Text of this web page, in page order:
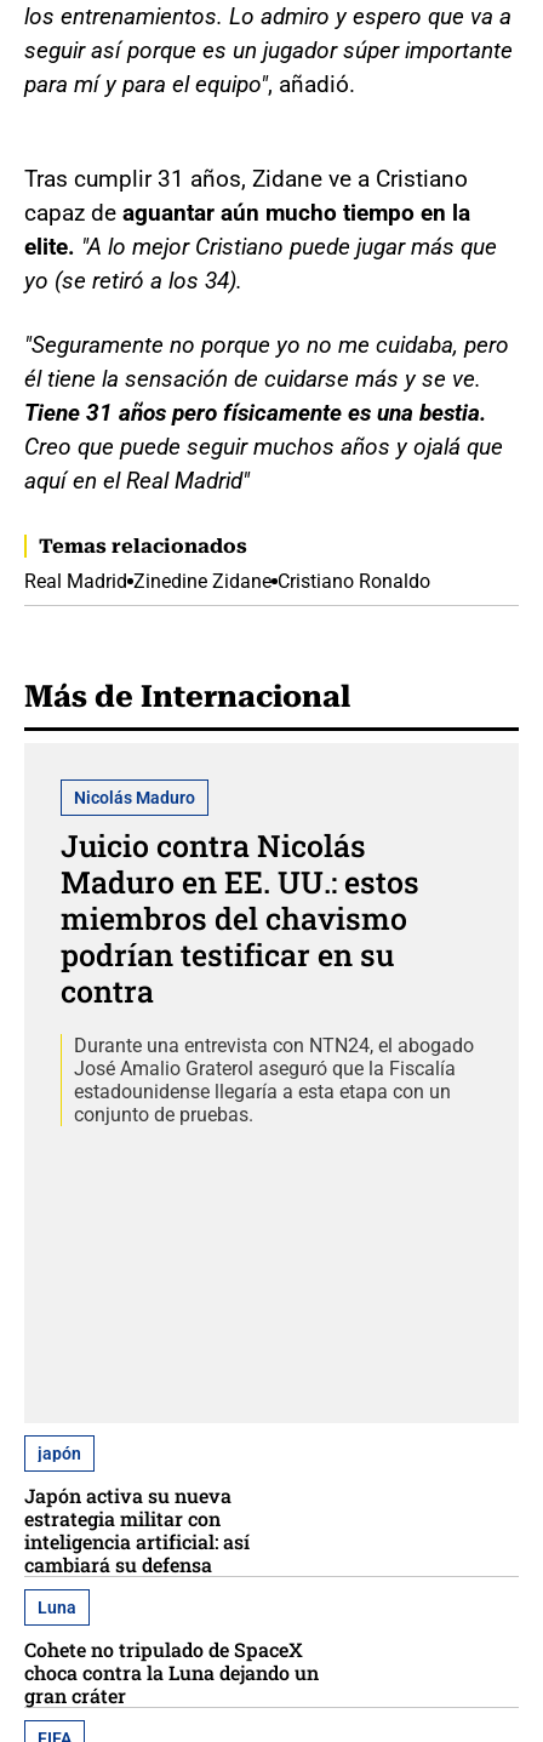
los entrenamientos. Lo admiro y espero que va a
seguir así porque es un jugador súper importante
para mí y para el equipo", añadió.
Tras cumplir 31 años, Zidane ve a Cristiano
capaz de aguantar aún mucho tiempo en la
elite. "A lo mejor Cristiano puede jugar más que
yo (se retiró a los 34).
"Seguramente no porque yo no me cuidaba, pero
él tiene la sensación de cuidarse más y se ve.
Tiene 31 años pero físicamente es una bestia.
Creo que puede seguir muchos años y ojalá que
aquí en el Real Madrid"
Temas relacionados
Real Madrid Zinedine Zidane Cristiano Ronaldo
Más de Internacional
Nicolás Maduro
Juicio contra Nicolás
Maduro en EE. UU.: estos
miembros del chavismo
podrían testificar en su
contra
Durante una entrevista con NTN24, el abogado
José Amalio Graterol aseguró que la Fiscalía
estadounidense llegaría a esta etapa con un
conjunto de pruebas.
japón
Japón activa su nueva
estrategia militar con
inteligencia artificial: así
cambiará su defensa
Luna
Cohete no tripulado de SpaceX
choca contra la Luna dejando un
gran cráter